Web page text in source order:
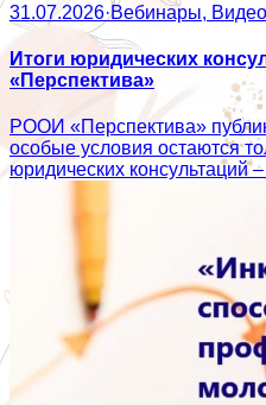
31.07.2026·Вебинары,
Итоги юридических
«Перспектива»
РООИ «Перспектива»
особые условия остаются
юридических консультаций